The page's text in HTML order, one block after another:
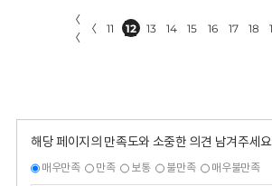
〈
〈
〈 11 12 13 14 15 16 17 18
해당 페이지의 만족도와 소중한 의견 남겨주세
매우만족 만족 보통 불만족 매우불만족